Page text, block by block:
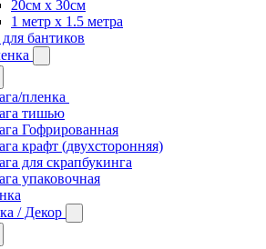
20см х 30см
1 метр х 1.5 метра
бантиков
пленка
тишью
Гофрированная
крафт (двухсторонняя)
для скрапбукинга
упаковочная
/ Декор